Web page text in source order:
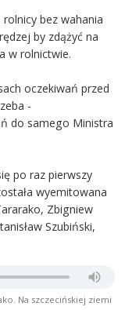
bez wahania
by zdążyć na
w rolnictwie.
oczekiwań przed
-
do samego Ministra
po raz pierwszy
wyemitowana
Zbigniew
Szubiński,
Na szczecińskiej ziemi